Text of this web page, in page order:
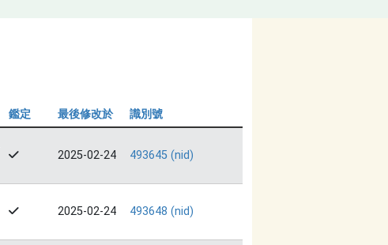
鑑定 最後修改於 識別號
2025-02-24 493645 (nid)
2025-02-24 493648 (nid)